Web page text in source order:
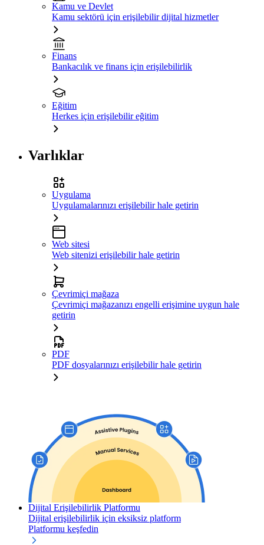
Kamu ve Devlet
Kamu sektörü için erişilebilir dijital hizmetler
Finans
Bankacılık ve finans için erişilebilirlik
Eğitim
Herkes için erişilebilir eğitim
Varlıklar
Uygulama
Uygulamalarınızı erişilebilir hale getirin
Web sitesi
Web sitenizi erişilebilir hale getirin
Çevrimiçi mağaza
Çevrimiçi mağazanızı engelli erişimine uygun hale
getirin
PDF
PDF dosyalarınızı erişilebilir hale getirin
Dijital Erişilebilirlik Platformu
Dijital erişilebilirlik için eksiksiz platform
Platformu keşfedin